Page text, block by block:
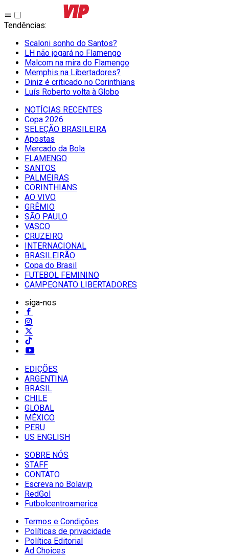
Tendências:
Scaloni sonho do Santos?
LH não jogará no Flamengo
Malcom na mira do Flamengo
Memphis na Libertadores?
Diniz é criticado no Corinthians
Luís Roberto volta à Globo
NOTÍCIAS RECENTES
Copa 2026
SELEÇÃO BRASILEIRA
Apostas
Mercado da Bola
FLAMENGO
SANTOS
PALMEIRAS
CORINTHIANS
AO VIVO
GRÊMIO
SĀO PAULO
VASCO
CRUZEIRO
INTERNACIONAL
BRASILEIRÃO
Copa do Brasil
FUTEBOL FEMININO
CAMPEONATO LIBERTADORES
siga-nos
EDIÇÕES
ARGENTINA
BRASIL
CHILE
GLOBAL
MÉXICO
PERU
US ENGLISH
SOBRE NÓS
STAFF
CONTATO
Escreva no Bolavip
RedGol
Futbolcentroamerica
Termos e Condições
Políticas de privacidade
Política Editorial
Ad Choices